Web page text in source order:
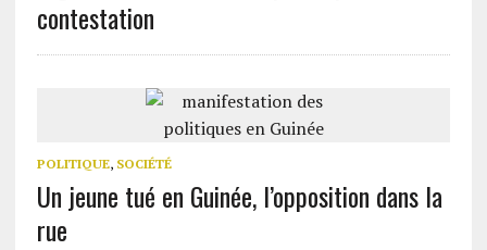
contestation
POLITIQUE, SOCIÉTÉ
Un jeune tué en Guinée, l’opposition dans la
rue